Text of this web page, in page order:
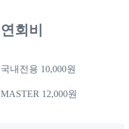
연회비
국내전용 10,000원
MASTER 12,000원